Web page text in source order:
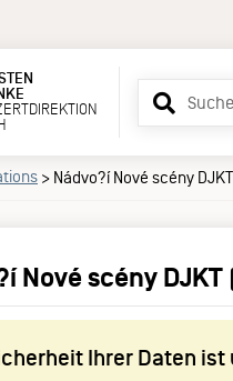
Suchbegriff
eingeben
> Nádvo?í Nové scény
Nové scény DJKT
Ihrer Daten